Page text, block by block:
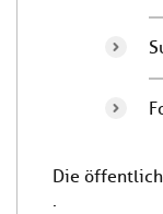
Die
.